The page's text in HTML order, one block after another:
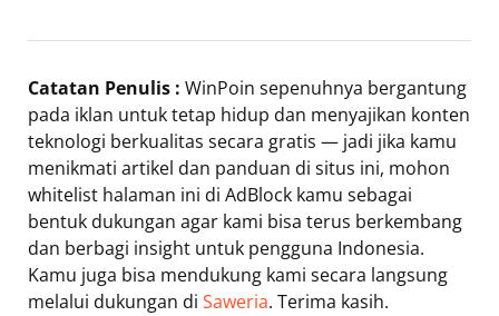
Catatan Penulis : WinPoin sepenuhnya bergantung
pada iklan untuk tetap hidup dan menyajikan konten
teknologi berkualitas secara gratis — jadi jika kamu
menikmati artikel dan panduan di situs ini, mohon
whitelist halaman ini di AdBlock kamu sebagai
bentuk dukungan agar kami bisa terus berkembang
dan berbagi insight untuk pengguna Indonesia.
Kamu juga bisa mendukung kami secara langsung
melalui dukungan di Saweria. Terima kasih.